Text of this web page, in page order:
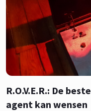
R.O.V.E.R.: De
agent kan wensen